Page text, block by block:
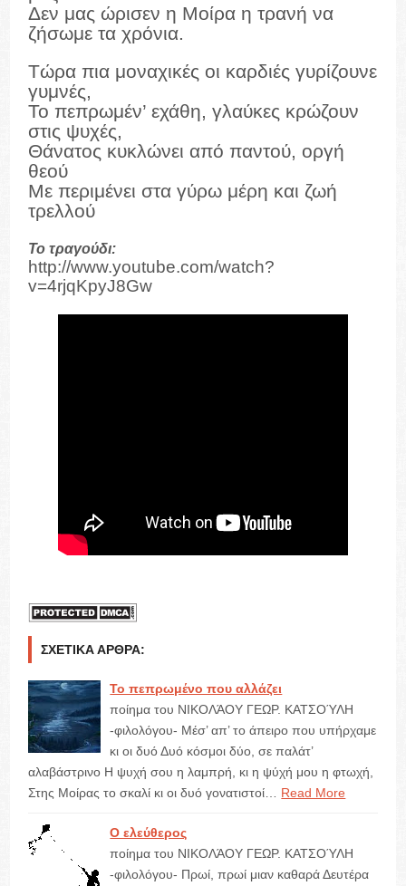
Δεν μας ώρισεν η Μοίρα η τρανή να
ζήσωμε τα χρόνια.
Τώρα πια μοναχικές οι καρδιές γυρίζουνε
γυμνές,
Το πεπρωμέν’ εχάθη, γλαύκες κρώζουν
στις ψυχές,
Θάνατος κυκλώνει από παντού, οργή
θεού
Με περιμένει στα γύρω μέρη και ζωή
τρελλού
Το τραγούδι:
http://www.youtube.com/watch?
v=4rjqKpyJ8Gw
ΣΧΕΤΙΚΆ ΆΡΘΡΑ:
Το πεπρωμένο που αλλάζει
ποίημα του ΝΙΚΟΛΆΟΥ ΓΕΩΡ. ΚΑΤΣΟΎΛΗ
-φιλολόγου- Μέσ’ απ’ το άπειρο που υπήρχαμε
κι οι δυό Δυό κόσμοι δύο, σε παλάτ’
αλαβάστρινο Η ψυχή σου η λαμπρή, κι η ψύχή μου η φτωχή,
Στης Μοίρας το σκαλί κι οι δυό γονατιστοί…
Read More
Ο ελεύθερος
ποίημα του ΝΙΚΟΛΆΟΥ ΓΕΩΡ. ΚΑΤΣΟΎΛΗ
-φιλολόγου- Πρωί, πρωί μιαν καθαρά Δευτέρα